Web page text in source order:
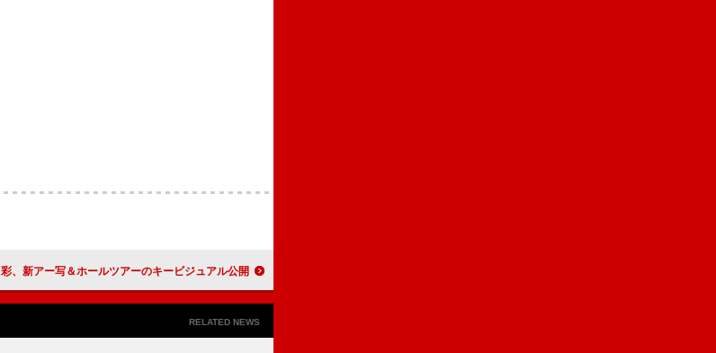
山本彩、新アー写＆ホールツアーのキービジュアル公開
RELATED NEWS